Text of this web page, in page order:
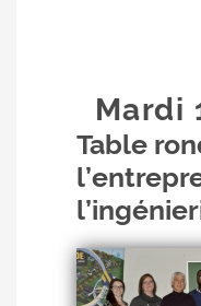
Mardi
Table